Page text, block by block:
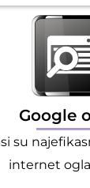
Google
su
internet